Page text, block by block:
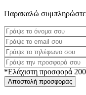
Παρακαλώ συμπληρώστε
*Ελάχιστη προσφορά
Αποστολή προσφοράς